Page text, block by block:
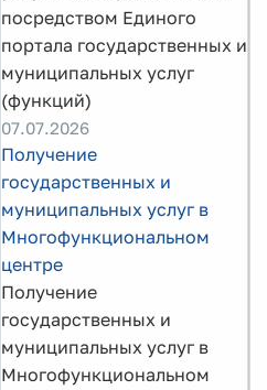
посредством Единого
портала государственных и
муниципальных услуг
(функций)
07.07.2026
Получение
государственных и
муниципальных услуг в
Многофункциональном
центре
Получение
государственных и
муниципальных услуг в
Многофункциональном